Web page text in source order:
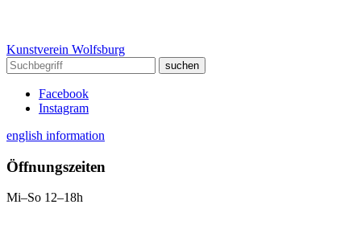
Kunstverein Wolfsburg
Facebook
Instagram
english information
Öffnungszeiten
Mi–So 12–18h